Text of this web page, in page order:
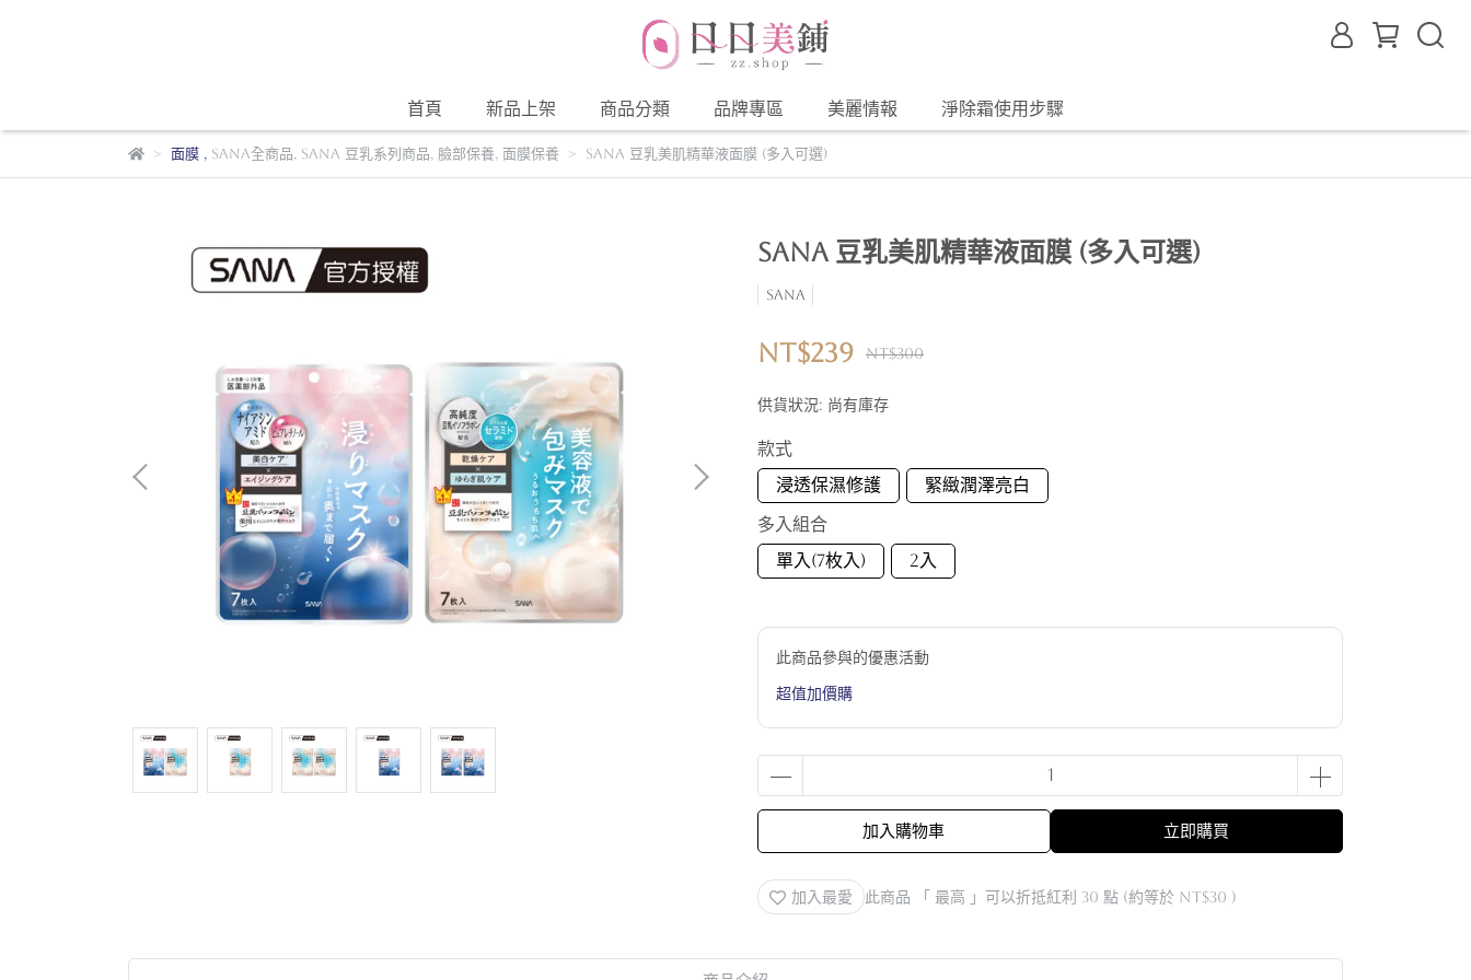
首頁 新品上架 商品分類 品牌專區 美麗情報 淨除霜使用步驟
面膜, SANA全商品, SANA 豆乳系列商品, 臉部保養, 面膜保養 SANA 豆乳美肌精華液面膜 (多入可選)
SANA 豆乳美肌精華液面膜 (多入可選)
SANA
NT$239 NT$300
供貨狀況: 尚有庫存
款式
浸透保濕修護
緊緻潤澤亮白
多入組合
單入(7枚入)
2入
此商品參與的優惠活動
超值加價購
加入購物車 立即購買
加入最愛 此商品 「 最高 」可以折抵紅利 30 點 (約等於 NT$30 )